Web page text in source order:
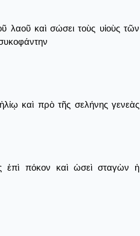
λαοῦ καὶ σώσει τοὺς υἱοὺς τῶν
καὶ πρὸ τῆς σελήνης γενεὰς
ἐπὶ πόκον καὶ ὡσεὶ σταγὼν ἡ